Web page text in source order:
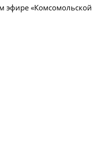
эфире «Комсомольской